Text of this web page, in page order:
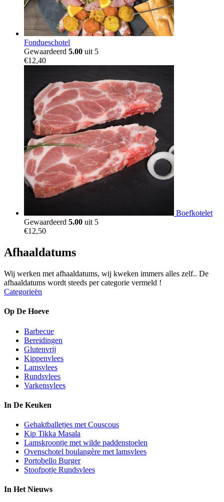
Fondueschotel
Gewaardeerd 5.00 uit 5
€12,40
Boefkotelet
Gewaardeerd 5.00 uit 5
€12,50
Afhaaldatums
Wij werken met afhaaldatums, wij kweken immers alles zelf.. De
afhaaldatums wordt steeds per categorie vermeld !
Categorieën
Op De Hoeve
Barbecue
Bereidingen
Glutenvrij
Kippenvlees
Lamsvlees
Rundsvlees
Varkensvlees
In De Keuken
Gehaktballetjes met Couscous
Kip Tikka Masala
Lamskroontje met wilde paddenstoelen
Ovenschotel boulangère met lamsvlees
Portobello Burger
Stoofpotje Rundsvlees
In Het Nieuws